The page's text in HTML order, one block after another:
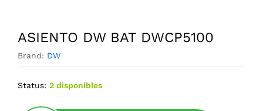
ASIENTO DW BAT DWCP5100
Brand: DW
Status: 2 disponibles